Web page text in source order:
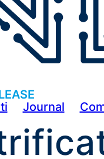
Journal